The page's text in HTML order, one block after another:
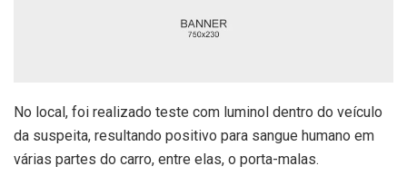
No local, foi realizado teste com luminol dentro do veículo
da suspeita, resultando positivo para sangue humano em
várias partes do carro, entre elas, o porta-malas.